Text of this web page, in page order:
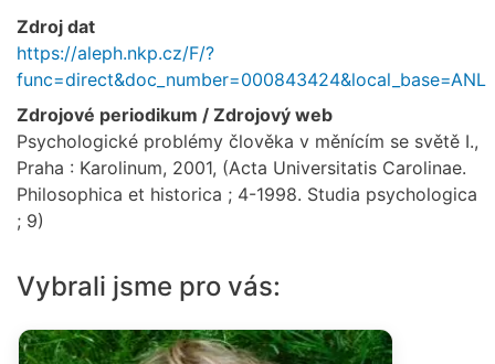
Zdroj dat
https://aleph.nkp.cz/F/?
func=direct&doc_number=000843424&local_base=ANL
Zdrojové periodikum / Zdrojový web
Psychologické problémy člověka v měnícím se světě I.,
Praha : Karolinum, 2001, (Acta Universitatis Carolinae.
Philosophica et historica ; 4-1998. Studia psychologica
; 9)
Vybrali jsme pro vás: